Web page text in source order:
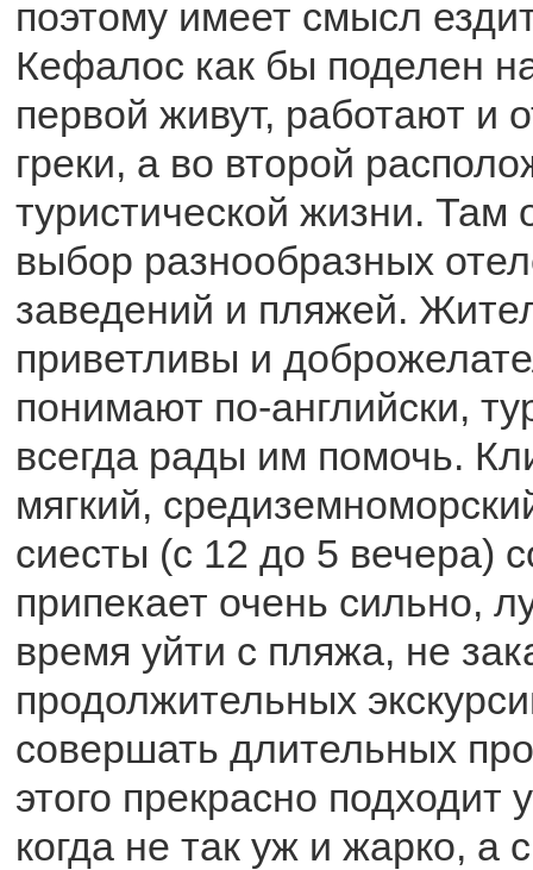
поэтому имеет смысл
Кефалос как бы поделен
первой живут, работают и
греки, а во второй
туристической жизни. Там
выбор разнообразных
заведений и пляжей.
приветливы и
понимают по-английски,
всегда рады им помочь.
мягкий,
сиесты (с 12 до 5 вечера)
припекает очень сильно,
время уйти с пляжа, не
продолжительных
совершать длительных
этого прекрасно подходит
когда не так уж и жарко, а